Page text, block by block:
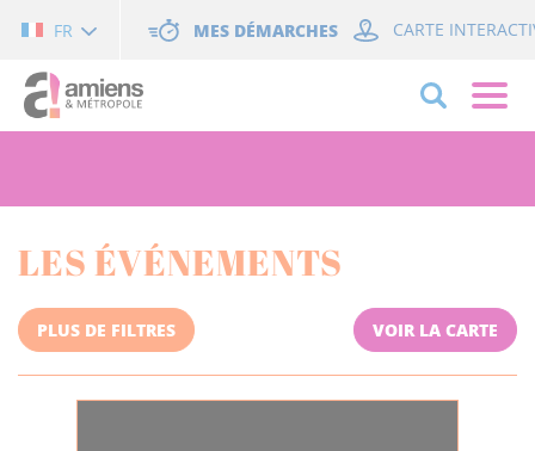
FR MES DÉMARCHES CARTE
LES ÉVÉNEMENTS
PLUS DE FILTRES VOIR LA CARTE